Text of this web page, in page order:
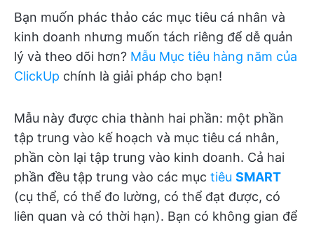
Bạn muốn phác thảo các mục tiêu cá nhân và
kinh doanh nhưng muốn tách riêng để dễ quản
lý và theo dõi hơn? Mẫu Mục tiêu hàng năm của
ClickUp chính là giải pháp cho bạn!
Mẫu này được chia thành hai phần: một phần
tập trung vào kế hoạch và mục tiêu cá nhân,
phần còn lại tập trung vào kinh doanh. Cả hai
phần đều tập trung vào các mục tiêu SMART
(cụ thể, có thể đo lường, có thể đạt được, có
liên quan và có thời hạn). Bạn có không gian để